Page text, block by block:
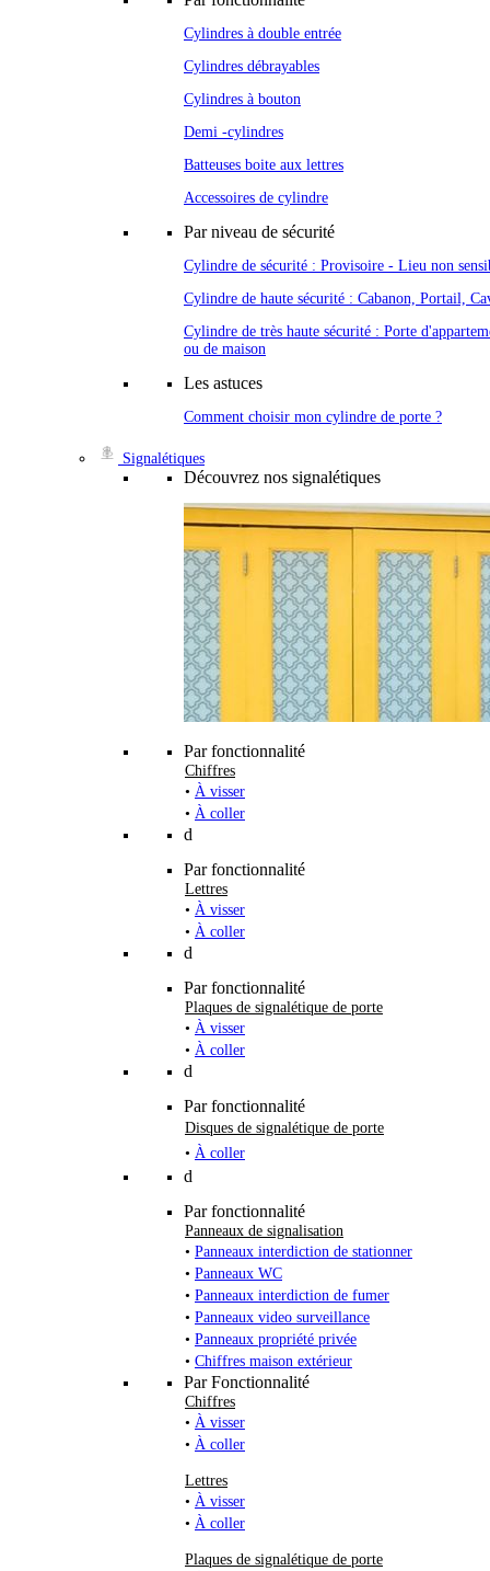
Cylindres à double entrée
Cylindres débrayables
Cylindres à bouton
Demi -cylindres
Batteuses boite aux lettres
Accessoires de cylindre
Par niveau de sécurité
Cylindre de sécurité : Provisoire - Lieu non
Cylindre de haute sécurité : Cabanon, Portail,
Cylindre de très haute sécurité : Porte
ou de maison
Les astuces
Comment choisir mon cylindre de porte ?
Signalétiques
Découvrez nos signalétiques
Par fonctionnalité
Chiffres
• À visser
• À coller
d
Par fonctionnalité
Lettres
• À visser
• À coller
d
Par fonctionnalité
Plaques de signalétique de porte
• À visser
• À coller
d
Par fonctionnalité
Disques de signalétique de porte
• À coller
d
Par fonctionnalité
Panneaux de signalisation
• Panneaux interdiction de stationner
• Panneaux WC
• Panneaux interdiction de fumer
• Panneaux video surveillance
• Panneaux propriété privée
• Chiffres maison extérieur
Par Fonctionnalité
Chiffres
• À visser
• À coller
Lettres
• À visser
• À coller
Plaques de signalétique de porte